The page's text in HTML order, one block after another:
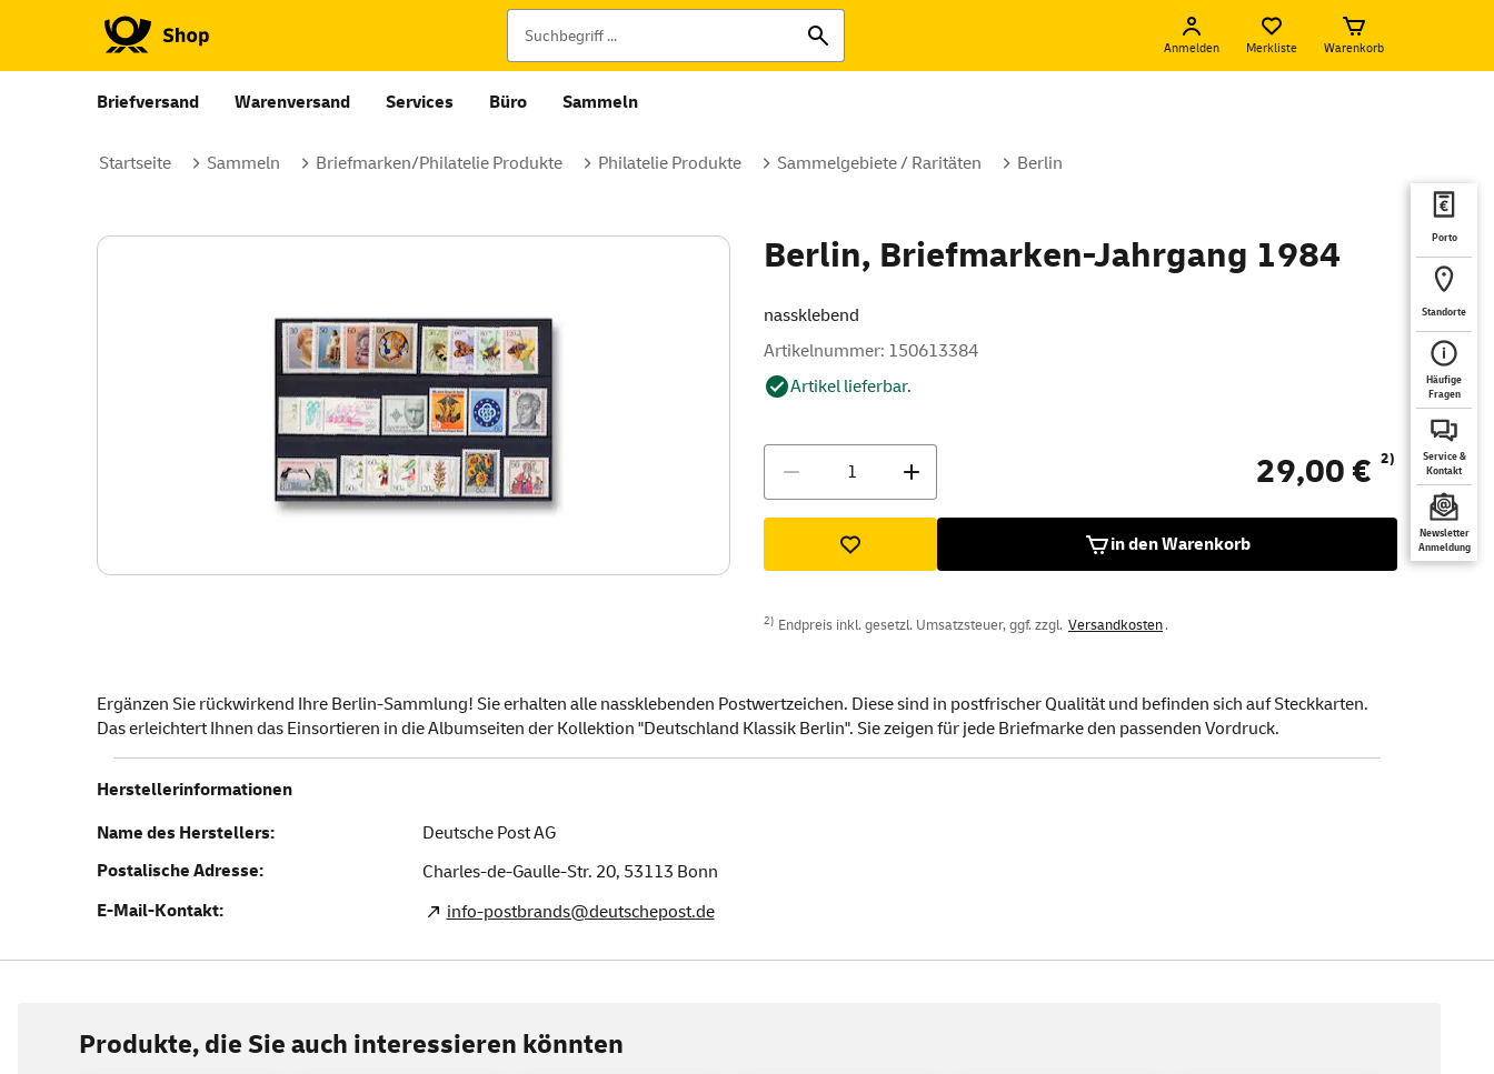
Anmelden Merkliste Warenkorb
Briefversand Warenversand Services Büro Sammeln
Porto
Standorte
Häufige
Fragen
Service &
Kontakt
Newsletter
Anmeldung
Startseite Sammeln Briefmarken/Philatelie Produkte Philatelie Produkte Sammelgebiete / Raritäten Berlin
Berlin, Briefmarken-Jahrgang 1984
nassklebend
Artikelnummer: 150613384
Artikel lieferbar.
29,00 € 2)
in den Warenkorb
2) Endpreis inkl. gesetzl. Umsatzsteuer, ggf. zzgl. Versandkosten.
Ergänzen Sie rückwirkend Ihre Berlin-Sammlung! Sie erhalten alle nassklebenden Postwertzeichen. Diese sind in postfrischer Qualität und befinden sich auf Steckkarten.
Das erleichtert Ihnen das Einsortieren in die Albumseiten der Kollektion "Deutschland Klassik Berlin". Sie zeigen für jede Briefmarke den passenden Vordruck.
Herstellerinformationen
Name des Herstellers:
Deutsche Post AG
Postalische Adresse:
Charles-de-Gaulle-Str. 20, 53113 Bonn
E-Mail-Kontakt:
info-postbrands@deutschepost.de
Produkte, die Sie auch interessieren könnten